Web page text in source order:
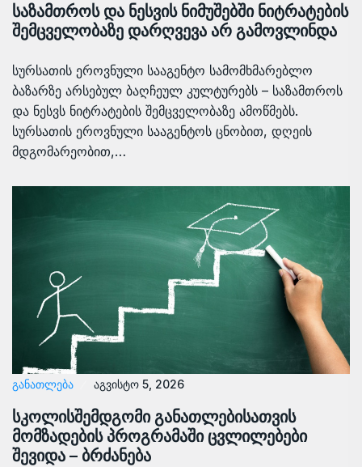
საზამთროს და ნესვის ნიმუშებში ნიტრატების
შემცველობაზე დარღვევა არ გამოვლინდა
სურსათის ეროვნული სააგენტო სამომხმარებლო
ბაზარზე არსებულ ბაღჩეულ კულტურებს – საზამთროს
და ნესვს ნიტრატების შემცველობაზე ამოწმებს.
სურსათის ეროვნული სააგენტოს ცნობით, დღეის
მდგომარეობით,…
ᲒᲐᲜᲐᲗᲚᲔᲑᲐ აგვისტო 5, 2026
სკოლისშემდგომი განათლებისათვის
მომზადების პროგრამაში ცვლილებები
შევიდა – ბრძანება